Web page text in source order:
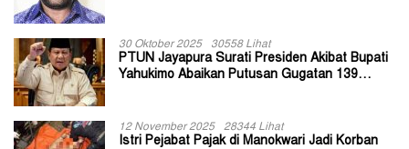
30 Oktober 2025 30558 Lihat
PTUN Jayapura Surati Presiden Akibat Bupati
Yahukimo Abaikan Putusan Gugatan 139
12 November 2025 28344 Lihat
Istri Pejabat Pajak di Manokwari Jadi Korban